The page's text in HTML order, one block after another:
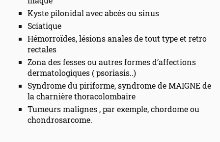
Kyste pilonidal avec abcès ou sinus
Sciatique
Hémorroïdes, lésions anales de tout type et retro
rectales
Zona des fesses ou autres formes d’affections
dermatologiques ( psoriasis..)
Syndrome du piriforme, syndrome de MAIGNE de
la charnière thoracolombaire
Tumeurs malignes , par exemple, chordome ou
chondrosarcome.